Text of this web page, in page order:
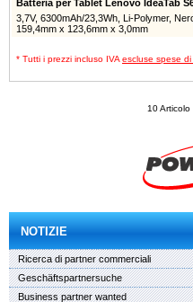
Batteria per Tablet Lenovo IdeaTab
3,7V, 6300mAh/23,3Wh, Li-Polymer,
159,4mm x 123,6mm x 3,0mm
* Tutti i prezzi incluso IVA escluse spese
10 Articolo
NOTIZIE
Ricerca di partner commerciali
Geschäftspartnersuche
Business partner wanted